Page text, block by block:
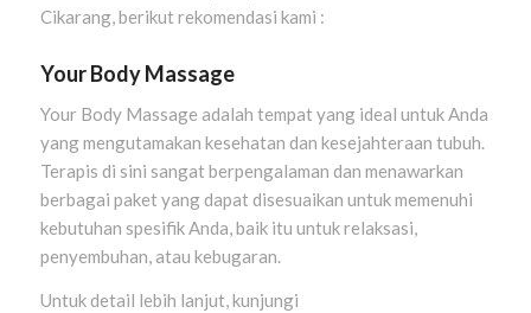
Cikarang, berikut rekomendasi kami :
Your Body Massage
Your Body Massage adalah tempat yang ideal untuk Anda
yang mengutamakan kesehatan dan kesejahteraan tubuh.
Terapis di sini sangat berpengalaman dan menawarkan
berbagai paket yang dapat disesuaikan untuk memenuhi
kebutuhan spesifik Anda, baik itu untuk relaksasi,
penyembuhan, atau kebugaran.
Untuk detail lebih lanjut, kunjungi